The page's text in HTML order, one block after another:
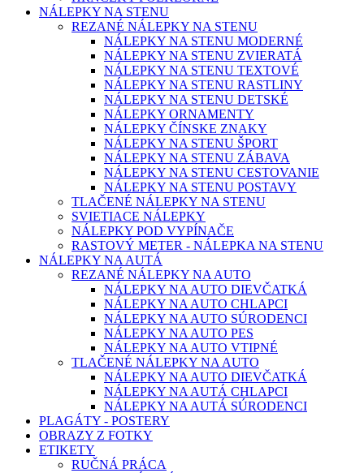
NÁLEPKY NA STENU
REZANÉ NÁLEPKY NA STENU
NÁLEPKY NA STENU MODERNÉ
NÁLEPKY NA STENU ZVIERATÁ
NÁLEPKY NA STENU TEXTOVÉ
NÁLEPKY NA STENU RASTLINY
NÁLEPKY NA STENU DETSKÉ
NÁLEPKY ORNAMENTY
NÁLEPKY ČÍNSKE ZNAKY
NÁLEPKY NA STENU ŠPORT
NÁLEPKY NA STENU ZÁBAVA
NÁLEPKY NA STENU CESTOVANIE
NÁLEPKY NA STENU POSTAVY
TLAČENÉ NÁLEPKY NA STENU
SVIETIACE NÁLEPKY
NÁLEPKY POD VYPÍNAČE
RASTOVÝ METER - NÁLEPKA NA STENU
NÁLEPKY NA AUTÁ
REZANÉ NÁLEPKY NA AUTO
NÁLEPKY NA AUTO DIEVČATKÁ
NÁLEPKY NA AUTO CHLAPCI
NÁLEPKY NA AUTO SÚRODENCI
NÁLEPKY NA AUTO PES
NÁLEPKY NA AUTO VTIPNÉ
TLAČENÉ NÁLEPKY NA AUTO
NÁLEPKY NA AUTO DIEVČATKÁ
NÁLEPKY NA AUTÁ CHLAPCI
NÁLEPKY NA AUTÁ SÚRODENCI
PLAGÁTY - POSTERY
OBRAZY Z FOTKY
ETIKETY
RUČNÁ PRÁCA